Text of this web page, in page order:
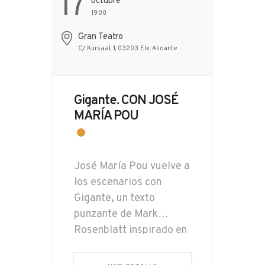
19:00
Gran Teatro
C/ Kursaal, 1, 03203 Elx, Alicante
Gigante. CON JOSÉ
MARÍA POU
José María Pou vuelve a
los escenarios con
Gigante, un texto
punzante de Mark
Rosenblatt inspirado en